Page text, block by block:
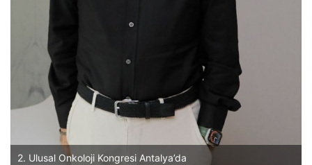
2. Ulusal Onkoloji Kongresi Antalya’da